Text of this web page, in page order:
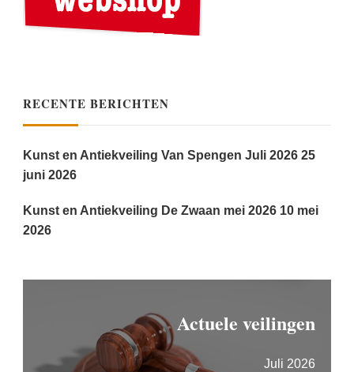
RECENTE BERICHTEN
Kunst en Antiekveiling Van Spengen Juli 2026 25
juni 2026
Kunst en Antiekveiling De Zwaan mei 2026 10 mei
2026
Actuele veilingen
Juli 2026